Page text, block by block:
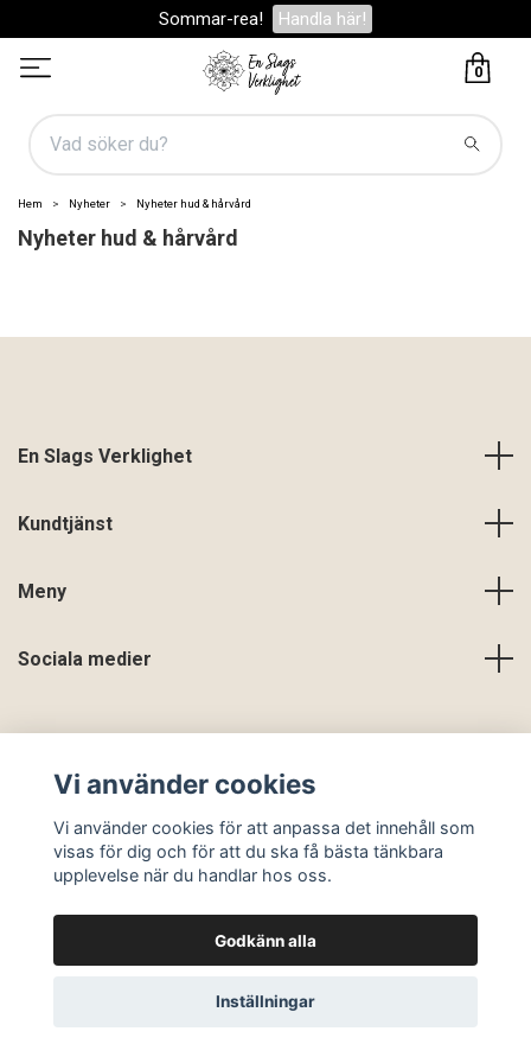
Sommar-rea! Handla här!
0
Hem Nyheter Nyheter hud & hårvård
Nyheter hud & hårvård
En Slags Verklighet
Kundtjänst
Meny
Sociala medier
© 2026 En Slags Verklighet
Vi använder cookies
Vi använder cookies för att anpassa det innehåll som
visas för dig och för att du ska få bästa tänkbara
upplevelse när du handlar hos oss.
Godkänn alla
Inställningar